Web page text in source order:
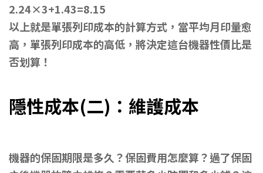
2.24×3+1.43=8.15
以上就是單張列印成本的計算方式，當平均月印量愈
高，單張列印成本的高低，將決定這台機器性價比是
否划算！
隱性成本(二)：維護成本
機器的保固期限是多久？保固費用怎麼算？過了保固